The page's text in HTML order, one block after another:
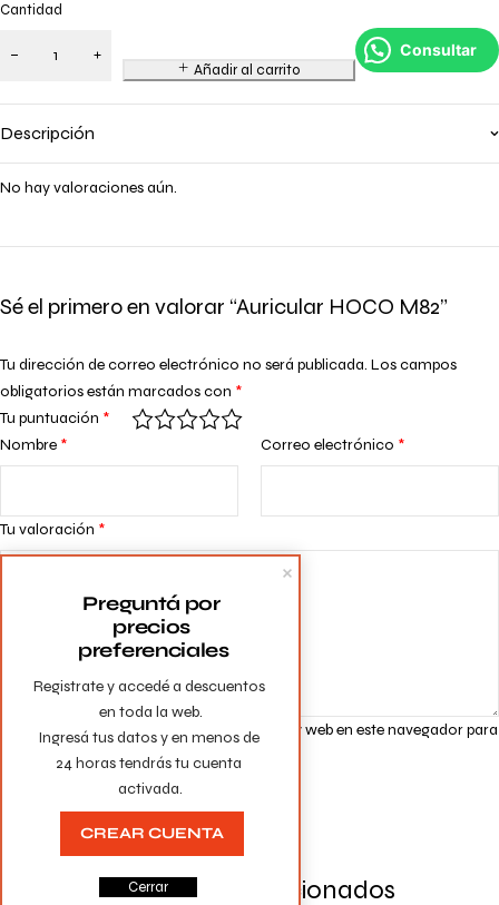
Cantidad
Añadir al carrito
Consultar
Descripción
No hay valoraciones aún.
Sé el primero en valorar “Auricular HOCO M82”
Tu dirección de correo electrónico no será publicada. Los campos
obligatorios están marcados con *
Tu puntuación *
Tu valoración *
Nombre * Correo electrónico *
Guarda mi nombre, correo electrónico y web en este navegador para
la próxima vez que comente.
Productos Relacionados
Registrate y accedé a descuentos
en toda la web.
Ingresá tus datos y en menos de
24 horas tendrás tu cuenta
activada.
Preguntá por
precios
preferenciales
CREAR CUENTA
Cerrar